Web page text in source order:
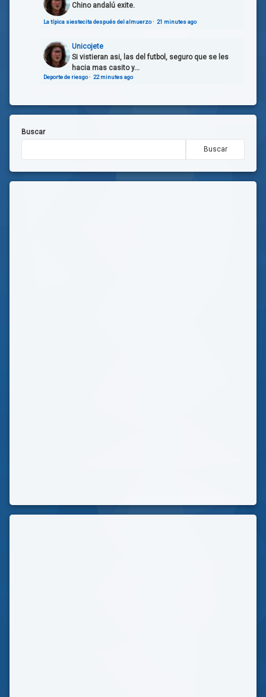
Chino andalú exite.
La típica siestecita después del almuerzo· 21 minutes ago
Unicojete
Si vistieran asi, las del futbol, seguro que se les
hacia mas casito y...
Deporte de riesgo· 22 minutes ago
Buscar
Buscar